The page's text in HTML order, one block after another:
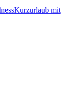
Kurzurlaub mit